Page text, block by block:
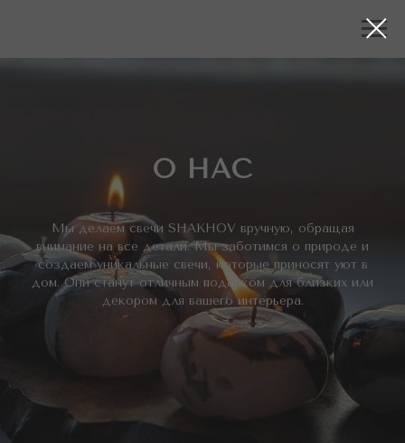
О НАС
Мы делаем свечи SHAKHOV вручную, обращая
внимание на все детали. Мы заботимся о природе и
создаем уникальные свечи, которые приносят уют в
дом. Они станут отличным подарком для близких или
декором для вашего интерьера.